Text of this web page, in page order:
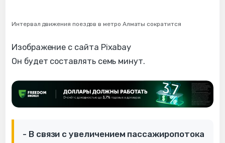
Интервал движения поездов в метро Алматы сократится
Изображение с сайта Pixabay
Он будет составлять семь минут.
- В связи с увеличением пассажиропотока